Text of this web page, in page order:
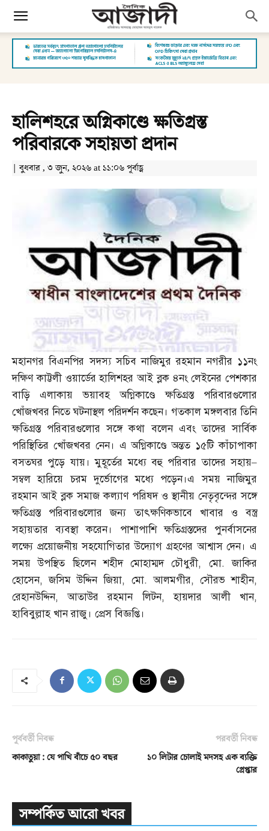
হালিশহরে অগ্নিকাণ্ডে ক্ষতিগ্রস্ত
পরিবারকে সহায়তা প্রদান
| বুধবার , ৩ জুন, ২০২৬ at ১১:০৬ পূর্বাহ্ণ
মহানগর বিএনপির সদস্য সচিব নাজিমুর রহমান নগরীর ১১নং
দক্ষিণ কাট্টলী ওয়ার্ডের হালিশহর আই ব্লক ৪নং লেইনের পেশকার
বাড়ি এলাকায় ভয়াবহ অগ্নিকাণ্ডে ক্ষতিগ্রস্ত পরিবারগুলোর
খোঁজখবর নিতে ঘটনাস্থল পরিদর্শন কছেন। গতকাল মঙ্গলবার তিনি
ক্ষতিগ্রস্ত পরিবারগুলোর সঙ্গে কথা বলেন এবং তাদের সার্বিক
পরিস্থিতির খোঁজখবর নেন। এ অগ্নিকাণ্ডে অন্তত ১৫টি কাঁচাপাকা
বসতঘর পুড়ে যায়। মুহূর্তের মধ্যে বহু পরিবার তাদের সহায়–
সম্বল হারিয়ে চরম দুর্ভোগের মধ্যে পড়েন।এ সময় নাজিমুর
রহমান আই ব্লক সমাজ কল্যাণ পরিষদ ও স্থানীয় নেতৃবৃন্দের সঙ্গে
ক্ষতিগ্রস্ত পরিবারগুলোর জন্য তাৎক্ষণিকভাবে খাবার ও বস্ত্র
সহায়তার ব্যবস্থা করেন। পাশাপাশি ক্ষতিগ্রস্তদের পুনর্বাসনের
লক্ষ্যে প্রয়োজনীয় সহযোগিতার উদ্যোগ গ্রহণের আশ্বাস দেন। এ
সময় উপস্থিত ছিলেন শহীদ মোহাম্মদ চৌধুরী, মো.জাকির
হোসেন,জসিম উদ্দিন জিয়া, মো.আলমগীর, সৌরভ শাহীন,
রেহানউদ্দিন,আতাউর রহমান লিটন,হায়দার আলী খান,
হাবিবুল্লাহ খান রাজু। প্রেস বিজ্ঞপ্তি।
পূর্ববর্তী নিবন্ধ
কাকাতুয়া : যে পাখি বাঁচে ৫০ বছর
পরবর্তী নিবন্ধ
১০ লিটার চোলাই মদসহ এক ব্যক্তি
গ্রেপ্তার
সম্পর্কিত আরো খবর